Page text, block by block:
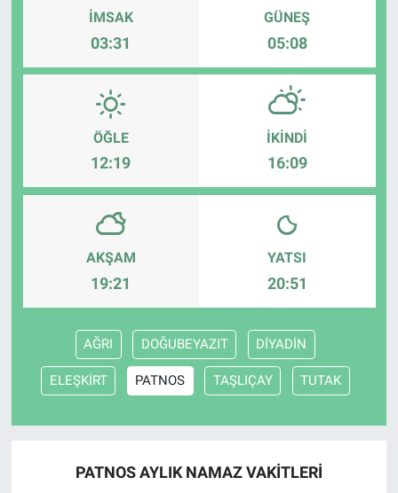
İMSAK
03:31
GÜNEŞ
05:08
ÖĞLE
12:19
İKINDI
16:09
AKŞAM
19:21
YATSI
20:51
AĞRI DOĞUBEYAZIT DİYADİN
ELEŞKİRT PATNOS TAŞLIÇAY TUTAK
PATNOS AYLIK NAMAZ VAKITLERI